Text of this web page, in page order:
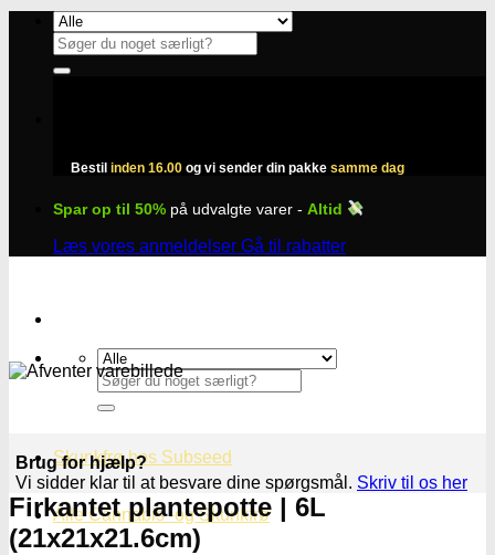
Fortsæt
indhold
Søg
efter:
Bestil inden 16.00 og vi sender din pakke samme dag
Spar op til 50% på udvalgte varer - Altid
Læs vores anmeldelser Gå til rabatter
Søg
efter:
Skunkfrø hos Subseed
Alle Cannabis -og Skunkfrø
Brug for hjælp?
Vi sidder klar til at besvare dine spørgsmål. Skriv til os her
Firkantet plantepotte | 6L
(21x21x21.6cm)